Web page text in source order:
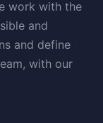
work with the
and
and define
with our